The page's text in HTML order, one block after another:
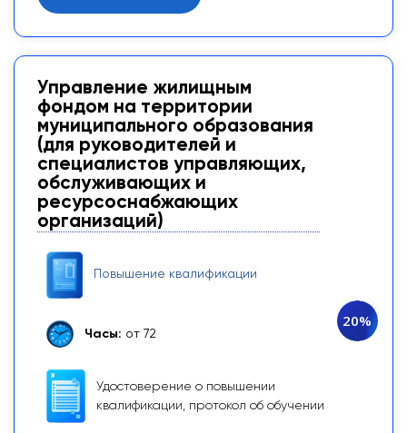
Управление жилищным
фондом на территории
муниципального образования
(для руководителей и
специалистов управляющих,
обслуживающих и
ресурсоснабжающих
организаций)
Повышение квалификации
Часы: от 72
Удостоверение о повышении
квалификации, протокол об обучении
20%